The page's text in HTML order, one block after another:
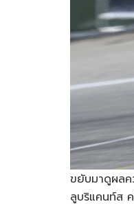
ขยับมาดูผล
ลูบริแคนท์ส